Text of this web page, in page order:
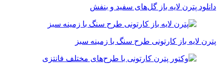
دانلود پترن لایه باز گل‌های سفید و بنفش
پترن لایه باز کارتونی طرح سنگ‌ با زمینه سبز